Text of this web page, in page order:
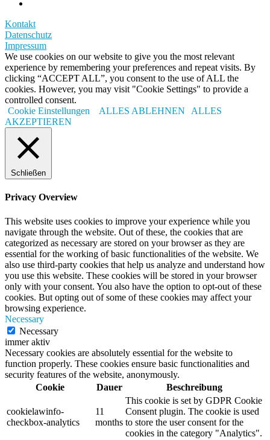
Kontakt
Datenschutz
Impressum
We use cookies on our website to give you the most relevant
experience by remembering your preferences and repeat visits. By
clicking “ACCEPT ALL”, you consent to the use of ALL the
cookies. However, you may visit "Cookie Settings" to provide a
controlled consent.
Cookie Einstellungen
ALLES ABLEHNEN
ALLES
AKZEPTIEREN
Schließen
Privacy Overview
This website uses cookies to improve your experience while you
navigate through the website. Out of these, the cookies that are
categorized as necessary are stored on your browser as they are
essential for the working of basic functionalities of the website. We
also use third-party cookies that help us analyze and understand how
you use this website. These cookies will be stored in your browser
only with your consent. You also have the option to opt-out of these
cookies. But opting out of some of these cookies may affect your
browsing experience.
Necessary
Necessary
immer aktiv
Necessary cookies are absolutely essential for the website to
function properly. These cookies ensure basic functionalities and
security features of the website, anonymously.
Cookie
Dauer Beschreibung
cookielawinfo-
checkbox-analytics
11
months
This cookie is set by GDPR Cookie
Consent plugin. The cookie is used
to store the user consent for the
cookies in the category "Analytics".